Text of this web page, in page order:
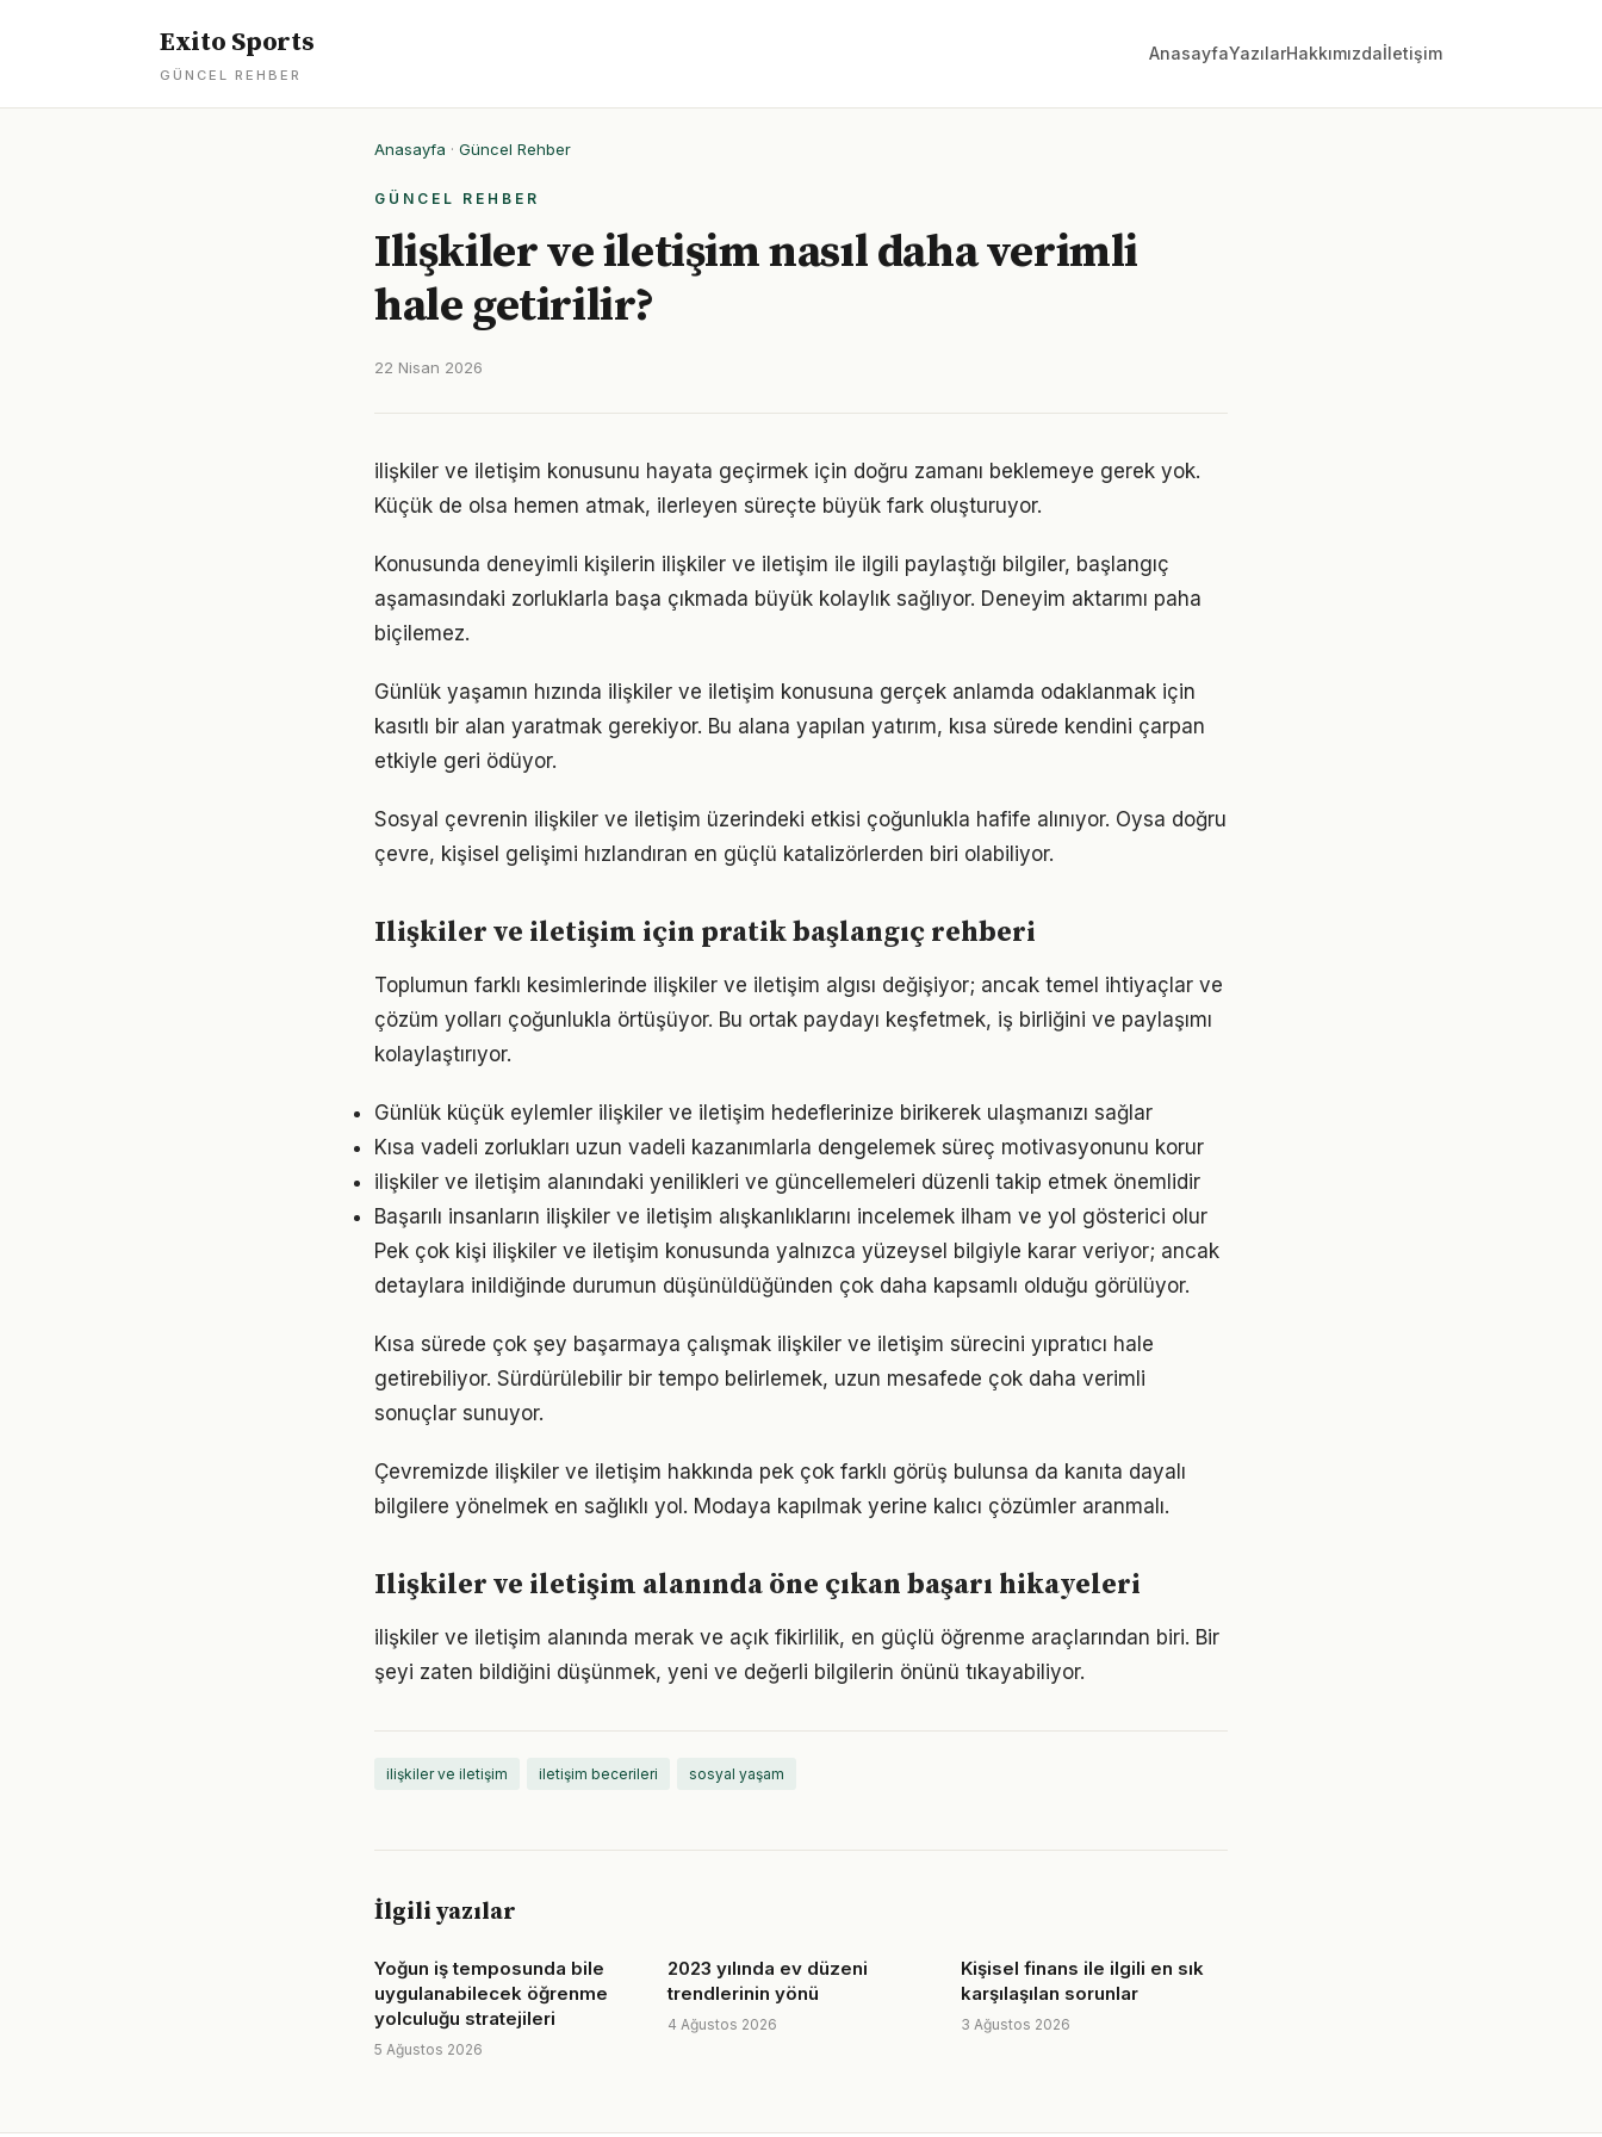
Exito Sports
GÜNCEL REHBER
AnasayfaYazılarHakkımızdaİletişim
Anasayfa · Güncel Rehber
GÜNCEL REHBER
Ilişkiler ve iletişim nasıl daha verimli
hale getirilir?
22 Nisan 2026
ilişkiler ve iletişim konusunu hayata geçirmek için doğru zamanı beklemeye gerek yok.
Küçük de olsa hemen atmak, ilerleyen süreçte büyük fark oluşturuyor.
Konusunda deneyimli kişilerin ilişkiler ve iletişim ile ilgili paylaştığı bilgiler, başlangıç
aşamasındaki zorluklarla başa çıkmada büyük kolaylık sağlıyor. Deneyim aktarımı paha
biçilemez.
Günlük yaşamın hızında ilişkiler ve iletişim konusuna gerçek anlamda odaklanmak için
kasıtlı bir alan yaratmak gerekiyor. Bu alana yapılan yatırım, kısa sürede kendini çarpan
etkiyle geri ödüyor.
Sosyal çevrenin ilişkiler ve iletişim üzerindeki etkisi çoğunlukla hafife alınıyor. Oysa doğru
çevre, kişisel gelişimi hızlandıran en güçlü katalizörlerden biri olabiliyor.
Ilişkiler ve iletişim için pratik başlangıç rehberi
Toplumun farklı kesimlerinde ilişkiler ve iletişim algısı değişiyor; ancak temel ihtiyaçlar ve
çözüm yolları çoğunlukla örtüşüyor. Bu ortak paydayı keşfetmek, iş birliğini ve paylaşımı
kolaylaştırıyor.
Günlük küçük eylemler ilişkiler ve iletişim hedeflerinize birikerek ulaşmanızı sağlar
Kısa vadeli zorlukları uzun vadeli kazanımlarla dengelemek süreç motivasyonunu korur
ilişkiler ve iletişim alanındaki yenilikleri ve güncellemeleri düzenli takip etmek önemlidir
Başarılı insanların ilişkiler ve iletişim alışkanlıklarını incelemek ilham ve yol gösterici olur
Pek çok kişi ilişkiler ve iletişim konusunda yalnızca yüzeysel bilgiyle karar veriyor; ancak
detaylara inildiğinde durumun düşünüldüğünden çok daha kapsamlı olduğu görülüyor.
Kısa sürede çok şey başarmaya çalışmak ilişkiler ve iletişim sürecini yıpratıcı hale
getirebiliyor. Sürdürülebilir bir tempo belirlemek, uzun mesafede çok daha verimli
sonuçlar sunuyor.
Çevremizde ilişkiler ve iletişim hakkında pek çok farklı görüş bulunsa da kanıta dayalı
bilgilere yönelmek en sağlıklı yol. Modaya kapılmak yerine kalıcı çözümler aranmalı.
Ilişkiler ve iletişim alanında öne çıkan başarı hikayeleri
ilişkiler ve iletişim alanında merak ve açık fikirlilik, en güçlü öğrenme araçlarından biri. Bir
şeyi zaten bildiğini düşünmek, yeni ve değerli bilgilerin önünü tıkayabiliyor.
ilişkiler ve iletişim iletişim becerileri sosyal yaşam
İlgili yazılar
Yoğun iş temposunda bile
uygulanabilecek öğrenme
yolculuğu stratejileri
5 Ağustos 2026
2023 yılında ev düzeni
trendlerinin yönü
4 Ağustos 2026
Kişisel finans ile ilgili en sık
karşılaşılan sorunlar
3 Ağustos 2026